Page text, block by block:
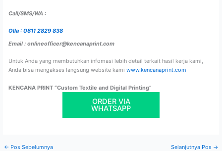
Call/SMS/WA :
Olla : 0811 2829 838
Email : onlineofficer@kencanaprint.com
Untuk Anda yang membutuhkan infomasi lebih detail terkait hasil kerja kami,
Anda bisa mengakses langsung website kami www.kencanaprint.com
KENCANA PRINT “Custom Textile and Digital Printing”
ORDER VIA
WHATSAPP
← Pos Sebelumnya Selanjutnya Pos →